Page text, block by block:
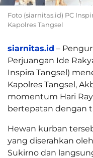
Foto (siarnitas.id) PC
Kapolres Tangsel
siarnitas.id –
Perjuangan Ide
Inspira Tangsel)
Kapolres Tangsel,
momentum Hari
bertepatan dengan
Hewan kurban
yang diserahkan
Sukirno dan